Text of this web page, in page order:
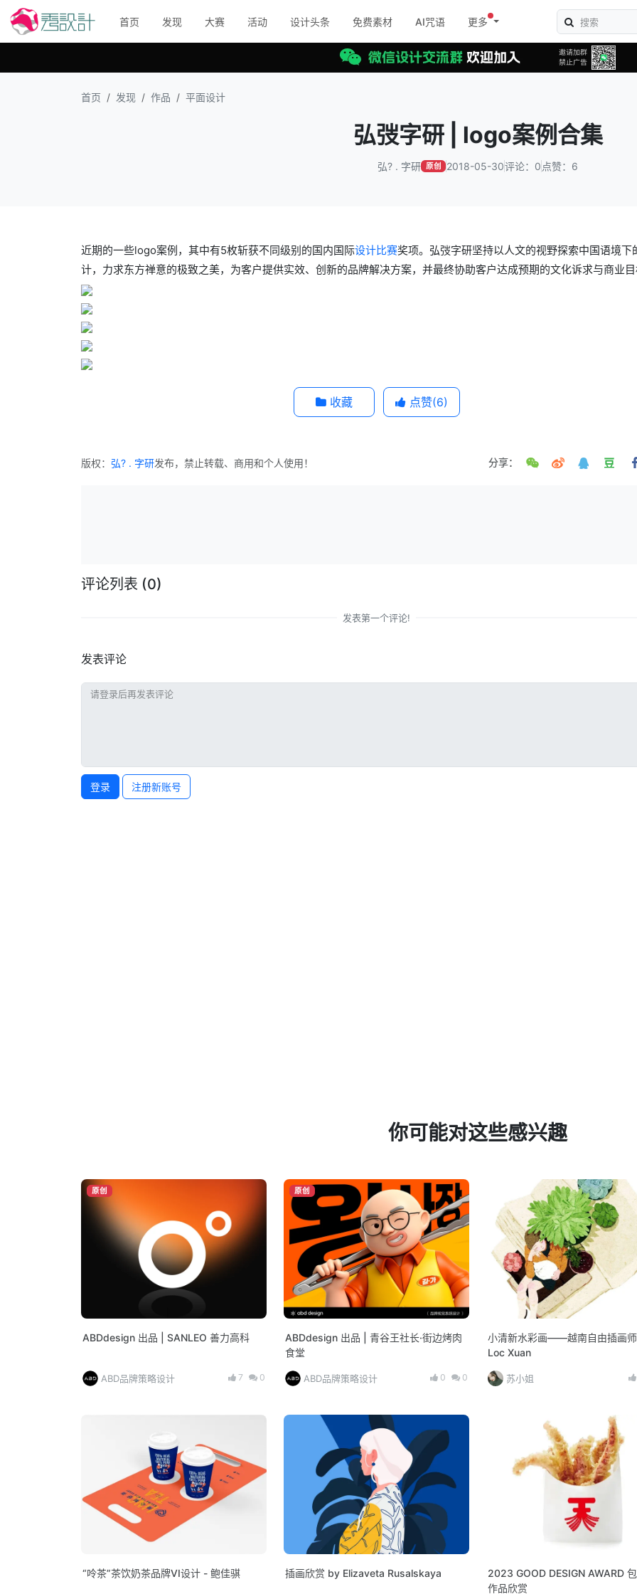
首页 发现 大赛 活动 设计头条 免费素材 AI咒语 更多
首页 发现 作品 平面设计
弘弢字研 | logo案例合集
弘? . 字研 原创 2018-05-30评论：0 点赞：6
近期的一些logo案例，其中有5枚斩获不同级别的国内国际设计比赛奖项。弘弢字研坚持以人文的视野探索中国语境下
计，力求东方禅意的极致之美，为客户提供实效、创新的品牌解决方案，并最终协助客户达成预期的文化诉求与商业
收藏 点赞(6)
版权： 弘? . 字研发布，禁止转载、商用和个人使用！ 分享：
评论列表 (0)
发表第一个评论!
发表评论
登录 注册新账号
你可能对这些感兴趣
原创
ABDdesign 出品 | SANLEO 善力高科
ABD品牌策略设计 7 0
原创
ABDdesign 出品 | 青谷王社长·街边烤肉
食堂
ABD品牌策略设计 0 0
小清新水彩画——越南自由插画
Loc Xuan
苏小姐
“呤茶”茶饮奶茶品牌VI设计 - 鲍佳骐 插画欣赏 by Elizaveta Rusalskaya
2023 GOOD DESIGN AWARD
作品欣赏